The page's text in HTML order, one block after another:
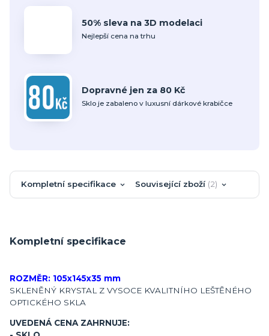
50% sleva na 3D modelaci
Nejlepší cena na trhu
Dopravné jen za 80 Kč
Sklo je zabaleno v luxusní dárkové krabičce
Kompletní specifikace Související zboží 2
Kompletní specifikace
ROZMĚR: 105x145x35 mm
SKLENĚNÝ KRYSTAL Z VYSOCE KVALITNÍHO LEŠTĚNÉHO
OPTICKÉHO SKLA
UVEDENÁ CENA ZAHRNUJE: